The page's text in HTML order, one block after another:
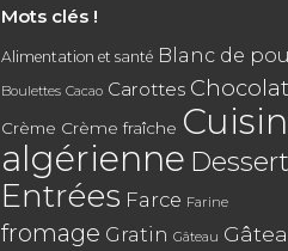
Mots clés !
Alimentation et santé Blanc de
Boulettes Cacao Carottes Chocolat
Crème Crème fraîche
algérienne
Entrées Farce Farine
fromage Gratin Gâteau